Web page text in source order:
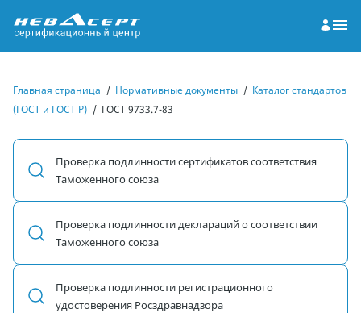
Главная страница / Нормативные документы / Каталог стандартов
(ГОСТ и ГОСТ Р) / ГОСТ 9733.7-83
Проверка подлинности сертификатов соответствия
Таможенного союза
Проверка подлинности деклараций о соответствии
Таможенного союза
Проверка подлинности регистрационного
удостоверения Росздравнадзора